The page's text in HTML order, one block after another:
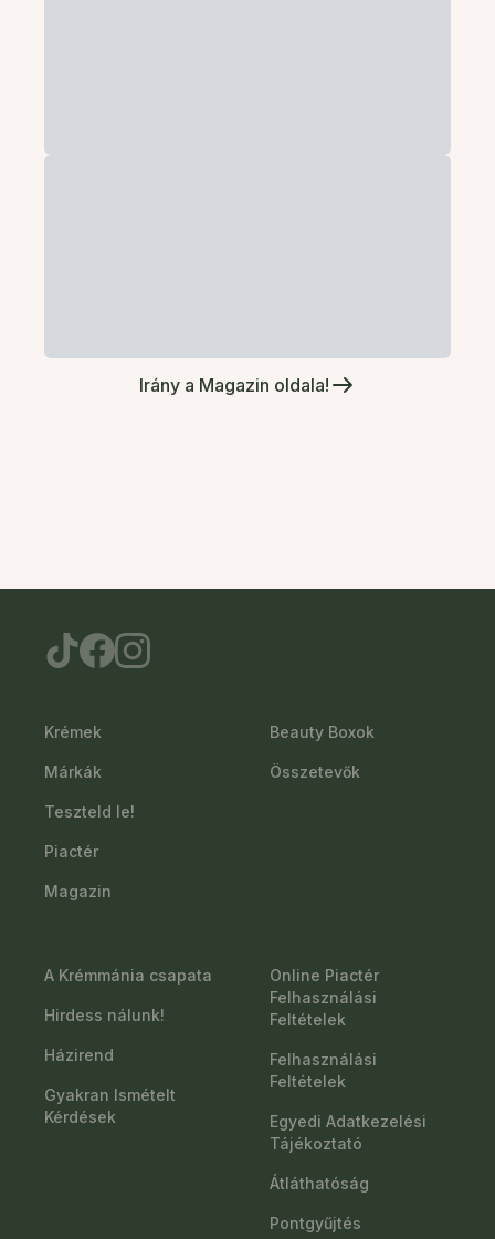
Irány a Magazin oldala!
Krémek
Márkák
Teszteld le!
Piactér
Magazin
Beauty Boxok
Összetevők
A Krémmánia csapata
Hirdess nálunk!
Házirend
Gyakran Ismételt
Kérdések
Online Piactér
Felhasználási
Feltételek
Felhasználási
Feltételek
Egyedi Adatkezelési
Tájékoztató
Átláthatóság
Pontgyűjtés